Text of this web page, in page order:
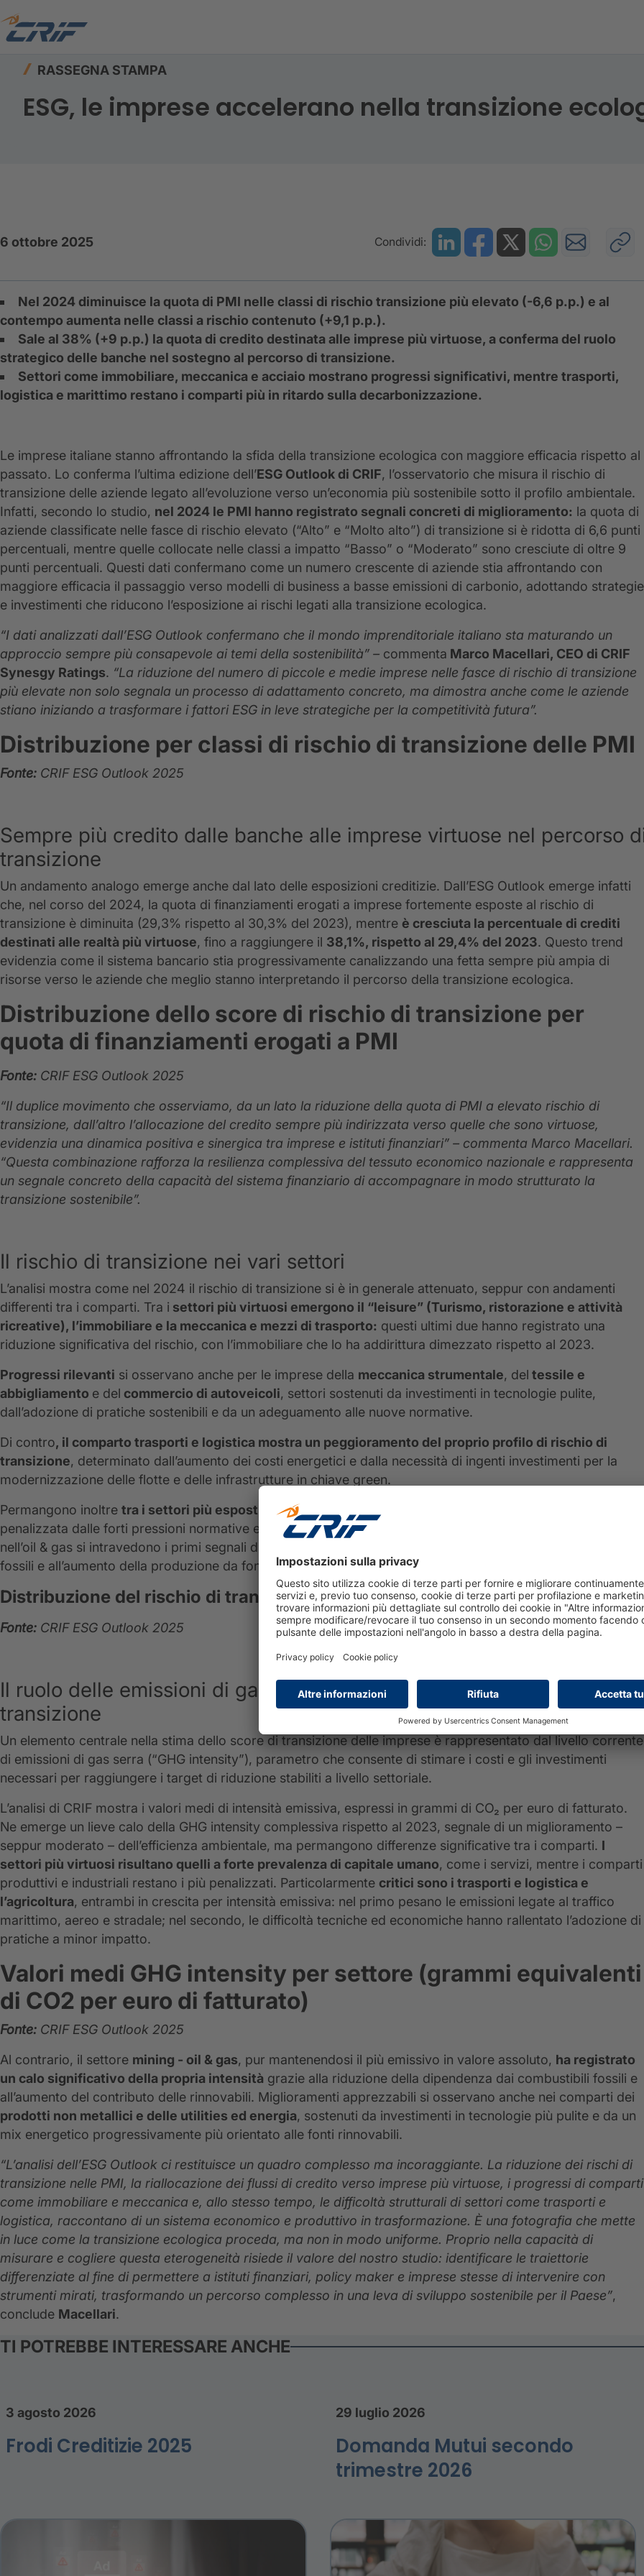
Home
RASSEGNA STAMPA
ESG, le imprese accelerano nella transizione
6 ottobre 2025 Condividi:
Nel 2024 diminuisce la quota di PMI nelle classi di rischio transizione più elevato (-6,6 p.p.) e al
contempo aumenta nelle classi a rischio contenuto (+9,1 p.p.).
Sale al 38% (+9 p.p.) la quota di credito destinata alle imprese più virtuose, a conferma del ruolo
strategico delle banche nel sostegno al percorso di transizione.
Settori come immobiliare, meccanica e acciaio mostrano progressi significativi, mentre trasporti,
logistica e marittimo restano i comparti più in ritardo sulla decarbonizzazione.
Le imprese italiane stanno affrontando la sfida della transizione ecologica con maggiore efficacia rispetto al
passato. Lo conferma l’ultima edizione dell’ESG Outlook di CRIF, l’osservatorio che misura il rischio di
transizione delle aziende legato all’evoluzione verso un’economia più sostenibile sotto il profilo ambientale.
Infatti, secondo lo studio, nel 2024 le PMI hanno registrato segnali concreti di miglioramento: la quota di
aziende classificate nelle fasce di rischio elevato (“Alto” e “Molto alto”) di transizione si è ridotta di 6,6 punti
percentuali, mentre quelle collocate nelle classi a impatto “Basso” o “Moderato” sono cresciute di oltre 9
punti percentuali. Questi dati confermano come un numero crescente di aziende stia affrontando con
maggiore efficacia il passaggio verso modelli di business a basse emissioni di carbonio, adottando strategie
e investimenti che riducono l’esposizione ai rischi legati alla transizione ecologica.
“I dati analizzati dall’ESG Outlook confermano che il mondo imprenditoriale italiano sta maturando un
approccio sempre più consapevole ai temi della sostenibilità” – commenta Marco Macellari, CEO di CRIF
Synesgy Ratings. “La riduzione del numero di piccole e medie imprese nelle fasce di rischio di transizione
più elevate non solo segnala un processo di adattamento concreto, ma dimostra anche come le aziende
stiano iniziando a trasformare i fattori ESG in leve strategiche per la competitività futura”.
Distribuzione per classi di rischio di transizione delle PMI
Fonte: CRIF ESG Outlook 2025
Sempre più credito dalle banche alle imprese virtuose nel percorso
transizione
Un andamento analogo emerge anche dal lato delle esposizioni creditizie. Dall’ESG Outlook emerge infatti
che, nel corso del 2024, la quota di finanziamenti erogati a imprese fortemente esposte al rischio di
transizione è diminuita (29,3% rispetto al 30,3% del 2023), mentre è cresciuta la percentuale di crediti
destinati alle realtà più virtuose, fino a raggiungere il 38,1%, rispetto al 29,4% del 2023. Questo trend
evidenzia come il sistema bancario stia progressivamente canalizzando una fetta sempre più ampia di
risorse verso le aziende che meglio stanno interpretando il percorso della transizione ecologica.
Distribuzione dello score di rischio di transizione per
quota di finanziamenti erogati a PMI
Fonte: CRIF ESG Outlook 2025
“Il duplice movimento che osserviamo, da un lato la riduzione della quota di PMI a elevato rischio di
transizione, dall’altro l’allocazione del credito sempre più indirizzata verso quelle che sono virtuose,
evidenzia una dinamica positiva e sinergica tra imprese e istituti finanziari” – commenta Marco Macellari.
“Questa combinazione rafforza la resilienza complessiva del tessuto economico nazionale e rappresenta
un segnale concreto della capacità del sistema finanziario di accompagnare in modo strutturato la
transizione sostenibile”.
Il rischio di transizione nei vari settori
L’analisi mostra come nel 2024 il rischio di transizione si è in generale attenuato, seppur con andamenti
differenti tra i comparti. Tra i settori più virtuosi emergono il “leisure” (Turismo, ristorazione e attività
ricreative), l’immobiliare e la meccanica e mezzi di trasporto: questi ultimi due hanno registrato una
riduzione significativa del rischio, con l’immobiliare che lo ha addirittura dimezzato rispetto al 2023.
Progressi rilevanti si osservano anche per le imprese della meccanica strumentale, del tessile e
abbigliamento e del commercio di autoveicoli, settori sostenuti da investimenti in tecnologie pulite,
dall’adozione di pratiche sostenibili e da un adeguamento alle nuove normative.
Di contro, il comparto trasporti e logistica mostra un peggioramento del proprio profilo di rischio di
transizione, determinato dall’aumento dei costi energetici e dalla necessità di ingenti investimenti per la
modernizzazione delle flotte e delle infrastrutture in chiave green.
Permangono inoltre tra i settori più esposti la chimica, la farmaceutica e l’oil & gas:
penalizzata dalle forti pressioni normative e dai costi elevati di riconversione dei processi produttivi, mentre
nell’oil & gas si intravedono i primi segnali di miglioramento grazie alla riduzione dell’uso di combustibili
fossili e all’aumento della produzione da fonti rinnovabili, pur restando uno dei comparti meno virtuosi.
Distribuzione del rischio di transizione medio per settore
Fonte: CRIF ESG Outlook 2025
Il ruolo delle emissioni di gas serra nella valutazione del rischio di
transizione
Un elemento centrale nella stima dello score di transizione delle imprese è rappresentato dal livello corrente
di emissioni di gas serra (“GHG intensity”), parametro che consente di stimare i costi e gli investimenti
necessari per raggiungere i target di riduzione stabiliti a livello settoriale.
L’analisi di CRIF mostra i valori medi di intensità emissiva, espressi in grammi di CO₂ per euro di fatturato.
Ne emerge un lieve calo della GHG intensity complessiva rispetto al 2023, segnale di un miglioramento –
seppur moderato – dell’efficienza ambientale, ma permangono differenze significative tra i comparti. I
settori più virtuosi risultano quelli a forte prevalenza di capitale umano, come i servizi, mentre i comparti
produttivi e industriali restano i più penalizzati. Particolarmente critici sono i trasporti e logistica e
l’agricoltura, entrambi in crescita per intensità emissiva: nel primo pesano le emissioni legate al traffico
marittimo, aereo e stradale; nel secondo, le difficoltà tecniche ed economiche hanno rallentato l’adozione di
pratiche a minor impatto.
Valori medi GHG intensity per settore (grammi equivalenti
di CO2 per euro di fatturato)
Fonte: CRIF ESG Outlook 2025
Al contrario, il settore mining - oil & gas, pur mantenendosi il più emissivo in valore assoluto, ha registrato
un calo significativo della propria intensità grazie alla riduzione della dipendenza dai combustibili fossili e
all’aumento del contributo delle rinnovabili. Miglioramenti apprezzabili si osservano anche nei comparti dei
prodotti non metallici e delle utilities ed energia, sostenuti da investimenti in tecnologie più pulite e da un
mix energetico progressivamente più orientato alle fonti rinnovabili.
“L’analisi dell’ESG Outlook ci restituisce un quadro complesso ma incoraggiante. La riduzione dei rischi di
transizione nelle PMI, la riallocazione dei flussi di credito verso imprese più virtuose, i progressi di comparti
come immobiliare e meccanica e, allo stesso tempo, le difficoltà strutturali di settori come trasporti e
logistica, raccontano di un sistema economico e produttivo in trasformazione. È una fotografia che mette
in luce come la transizione ecologica proceda, ma non in modo uniforme. Proprio nella capacità di
misurare e cogliere questa eterogeneità risiede il valore del nostro studio: identificare le traiettorie
differenziate al fine di permettere a istituti finanziari, policy maker e imprese stesse di intervenire con
strumenti mirati, trasformando un percorso complesso in una leva di sviluppo sostenibile per il Paese”,
conclude Macellari.
TI POTREBBE INTERESSARE ANCHE
3 agosto 2026
Frodi Creditizie 2025
29 luglio 2026
Domanda Mutui secondo
trimestre 2026